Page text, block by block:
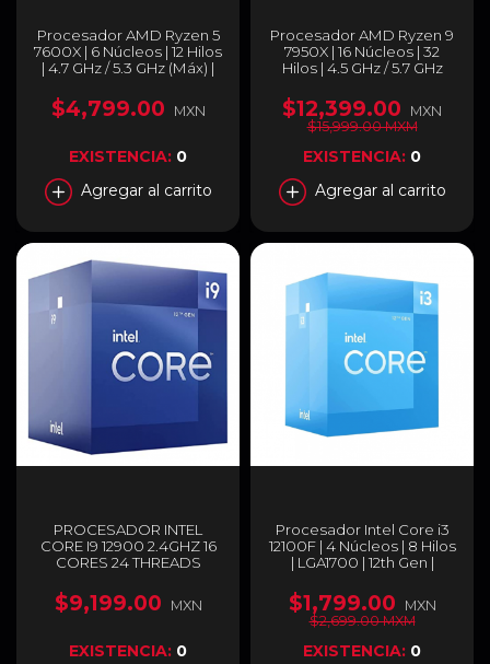
Procesador AMD Ryzen 5
7600X | 6 Núcleos | 12 Hilos
| 4.7 GHz / 5.3 GHz (Máx) |
Graphics | (No incluye
Disipador) | 100-
$4,799.00 MXN
EXISTENCIA: 0
Agregar al carrito
Procesador AMD Ryzen 9
7950X | 16 Núcleos | 32
Hilos | 4.5 GHz / 5.7 GHz
Graphics | (No incluye
Disipador) | 100-
100000514WOF
$12,399.00
MXN
$15,999.00 MXM
EXISTENCIA: 0
Agregar al carrito
PROCESADOR INTEL
CORE I9 12900 2.4GHZ 16
CORES 24 THREADS
$9,199.00 MXN
EXISTENCIA: 0
Procesador Intel Core i3
12100F | 4 Núcleos | 8 Hilos
| LGA1700 | 12th Gen |
Video) | BX8071512100F
$1,799.00
MXN
$2,699.00 MXM
EXISTENCIA: 0